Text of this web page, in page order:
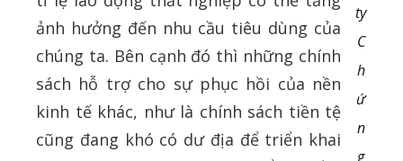
ty
C
h
ứ
n
g
ảnh hưởng đến nhu cầu tiêu dùng của
chúng ta. Bên cạnh đó thì những chính
sách hỗ trợ cho sự phục hồi của nền
kinh tế khác, như là chính sách tiền tệ
cũng đang khó có dư địa để triển khai